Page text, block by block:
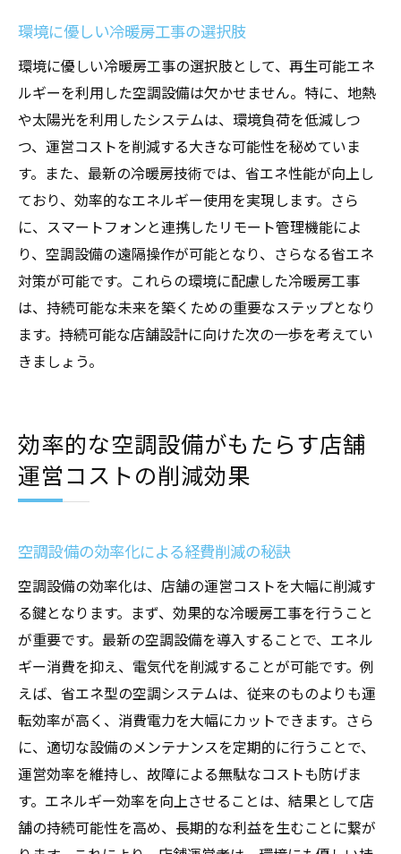
環境に優しい冷暖房工事の選択肢
環境に優しい冷暖房工事の選択肢として、再生可能エネ
ルギーを利用した空調設備は欠かせません。特に、地熱
や太陽光を利用したシステムは、環境負荷を低減しつ
つ、運営コストを削減する大きな可能性を秘めていま
す。また、最新の冷暖房技術では、省エネ性能が向上し
ており、効率的なエネルギー使用を実現します。さら
に、スマートフォンと連携したリモート管理機能によ
り、空調設備の遠隔操作が可能となり、さらなる省エネ
対策が可能です。これらの環境に配慮した冷暖房工事
は、持続可能な未来を築くための重要なステップとなり
ます。持続可能な店舗設計に向けた次の一歩を考えてい
きましょう。
効率的な空調設備がもたらす店舗
運営コストの削減効果
空調設備の効率化による経費削減の秘訣
空調設備の効率化は、店舗の運営コストを大幅に削減す
る鍵となります。まず、効果的な冷暖房工事を行うこと
が重要です。最新の空調設備を導入することで、エネル
ギー消費を抑え、電気代を削減することが可能です。例
えば、省エネ型の空調システムは、従来のものよりも運
転効率が高く、消費電力を大幅にカットできます。さら
に、適切な設備のメンテナンスを定期的に行うことで、
運営効率を維持し、故障による無駄なコストも防げま
す。エネルギー効率を向上させることは、結果として店
舗の持続可能性を高め、長期的な利益を生むことに繋が